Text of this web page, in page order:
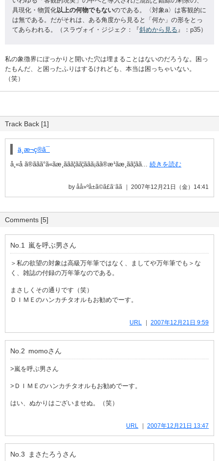
具現化・物質化以上の何物でもないのである。〈対象a〉は客観的に
は無である。だがそれは、ある角度から見ると「何か」の形をとっ
てあらわれる。（スラヴォイ・ジジェク：『斜めから見る』：p35）
私の象徴界にぽっかりと開いた穴は埋まることはないのだろうな。困っ
たもんだ、と困ったふりはするけれども、本当は困っちゃいない。
（笑）
Track Back [1]
ä¸æ¬ç®ã¯
å¸«å ã®ãã­ã°ã«ãæ¸ããã¦ãã¦ããã¡ãã®æ¹ãæ¸ãã¦ãã... 続きを読む
by åå»ºå±ã©ã£ã¨ãã 2007年12月21日（金）14:41
Comments [5]
No.1 嵐を呼ぶ男さん
＞私の欲望の対象は高級万年筆ではなく、ましてや万年筆でも＞な
く、雑誌の付録の万年筆なのである。
まさしくその通りです（笑）
ＤＩＭＥのハンカチタオルもお勧めでーす。
URL 2007年12月21日 9:59
No.2 momoさん
>嵐を呼ぶ男さん
>ＤＩＭＥのハンカチタオルもお勧めでーす。
はい、ぬかりはございませぬ。（笑）
URL 2007年12月21日 13:47
No.3 まさたろう さん